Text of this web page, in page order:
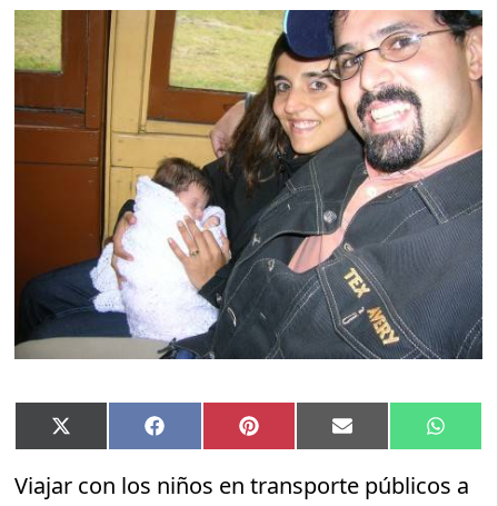
Compartir
en
X
(Twitter)
Compartir
en
Facebook Compartir
en
Pinterest Compartir
en
Email
en
Viajar con los niños en transporte públicos a